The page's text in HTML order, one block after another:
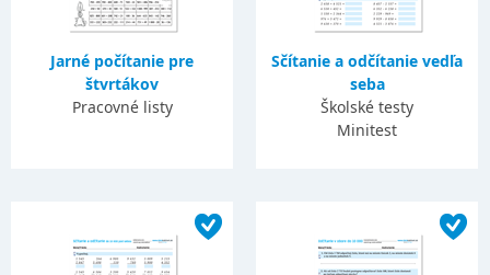
Jarné počítanie pre
štvrtákov
Pracovné listy
Sčítanie a odčítanie vedľa
seba
Školské testy
Minitest